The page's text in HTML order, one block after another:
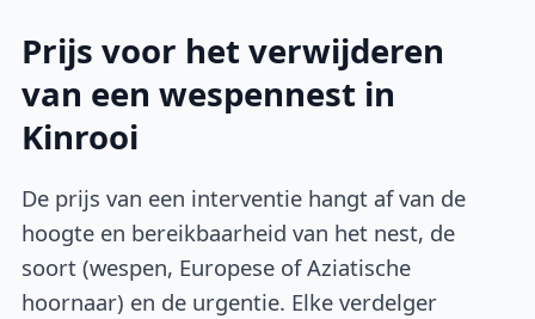
Prijs voor het verwijderen
van een wespennest in
Kinrooi
De prijs van een interventie hangt af van de
hoogte en bereikbaarheid van het nest, de
soort (wespen, Europese of Aziatische
hoornaar) en de urgentie. Elke verdelger